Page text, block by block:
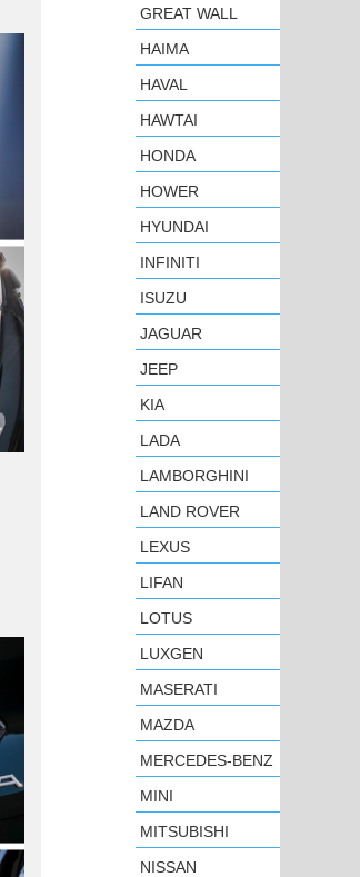
GREAT WALL
HAIMA
HAVAL
HAWTAI
HONDA
HOWER
HYUNDAI
INFINITI
ISUZU
JAGUAR
JEEP
KIA
LADA
LAMBORGHINI
LAND ROVER
LEXUS
LIFAN
LOTUS
LUXGEN
MASERATI
MAZDA
MERCEDES-BENZ
MINI
MITSUBISHI
NISSAN